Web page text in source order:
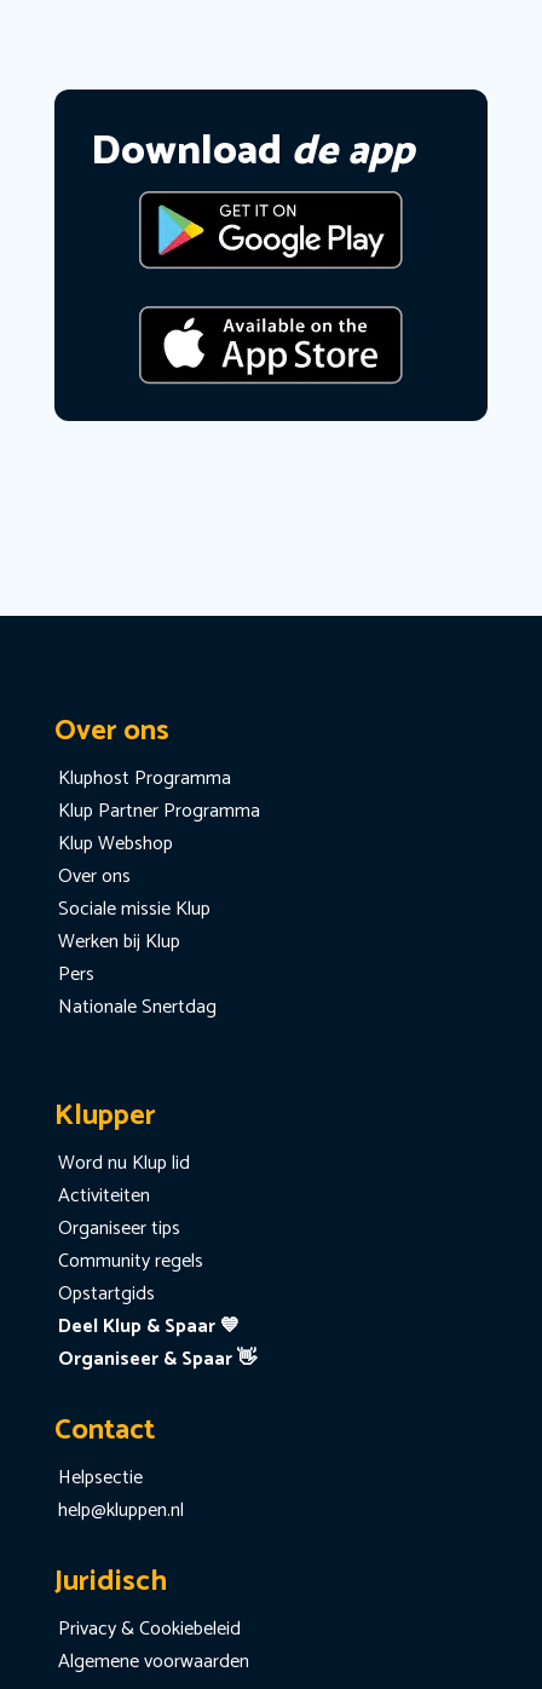
Download de app
Over ons
Kluphost Programma
Klup Partner Programma
Klup Webshop
Over ons
Sociale missie Klup
Werken bij Klup
Pers
Nationale Snertdag
Klupper
Word nu Klup lid
Activiteiten
Organiseer tips
Community regels
Opstartgids
Deel Klup & Spaar 💙
Organiseer & Spaar 👋
Contact
Helpsectie
help@kluppen.nl
Juridisch
Privacy & Cookiebeleid
Algemene voorwaarden